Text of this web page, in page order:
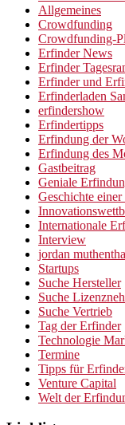
Allgemeines
Crowdfunding
Crowdfunding-
Erfinder News
Erfinder
Erfinder und
Erfinderladen
erfindershow
Erfindertipps
Erfindung der
Erfindung des
Gastbeitrag
Geniale
Geschichte
Internationale
Interview
jordan
Startups
Suche Hersteller
Suche
Suche Vertrieb
Tag der Erfinder
Technologie
Termine
Tipps für
Venture Capital
Welt der